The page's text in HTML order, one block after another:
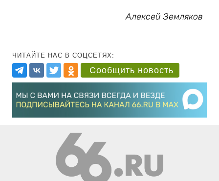
Алексей Земляков
ЧИТАЙТЕ НАС В СОЦСЕТЯХ:
Сообщить новость